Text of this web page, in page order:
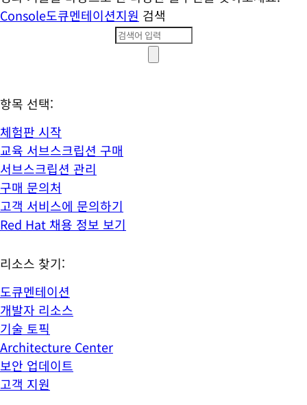
Console도큐멘테이션지원 검색
항목 선택:
체험판 시작
교육 서브스크립션 구매
서브스크립션 관리
구매 문의처
고객 서비스에 문의하기
Red Hat 채용 정보 보기
리소스 찾기:
도큐멘테이션
개발자 리소스
기술 토픽
Architecture Center
보안 업데이트
고객 지원